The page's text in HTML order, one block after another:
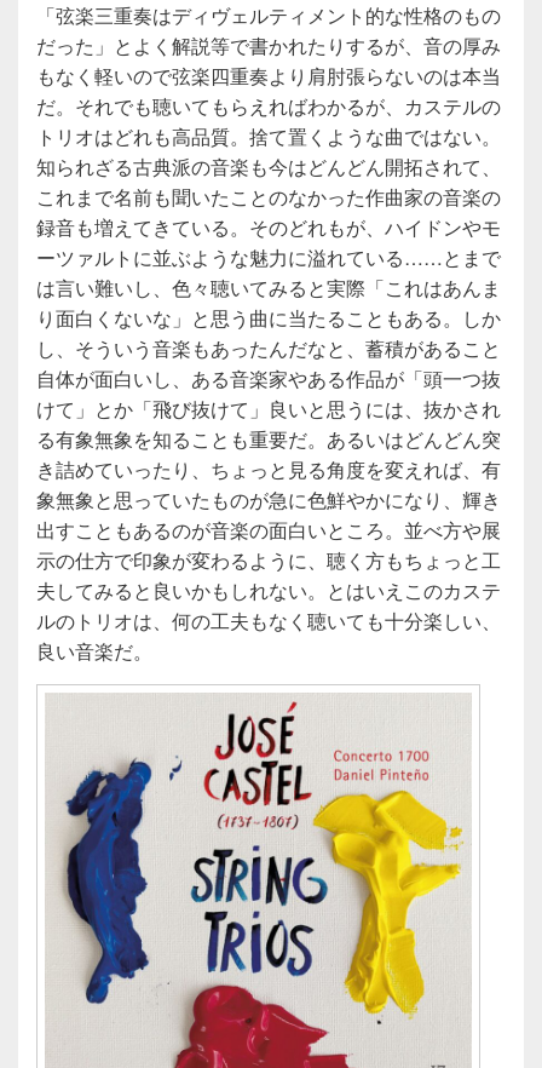
「弦楽三重奏はディヴェルティメント的な性格のもの
だった」とよく解説等で書かれたりするが、音の厚み
もなく軽いので弦楽四重奏より肩肘張らないのは本当
だ。それでも聴いてもらえればわかるが、カステルの
トリオはどれも高品質。捨て置くような曲ではない。
知られざる古典派の音楽も今はどんどん開拓されて、
これまで名前も聞いたことのなかった作曲家の音楽の
録音も増えてきている。そのどれもが、ハイドンやモ
ーツァルトに並ぶような魅力に溢れている……とまで
は言い難いし、色々聴いてみると実際「これはあんま
り面白くないな」と思う曲に当たることもある。しか
し、そういう音楽もあったんだなと、蓄積があること
自体が面白いし、ある音楽家やある作品が「頭一つ抜
けて」とか「飛び抜けて」良いと思うには、抜かされ
る有象無象を知ることも重要だ。あるいはどんどん突
き詰めていったり、ちょっと見る角度を変えれば、有
象無象と思っていたものが急に色鮮やかになり、輝き
出すこともあるのが音楽の面白いところ。並べ方や展
示の仕方で印象が変わるように、聴く方もちょっと工
夫してみると良いかもしれない。とはいえこのカステ
ルのトリオは、何の工夫もなく聴いても十分楽しい、
良い音楽だ。